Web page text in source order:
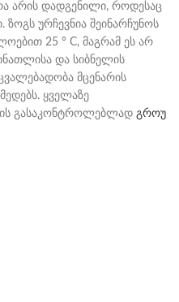
არის დადგენილი, როდესაც
ზოგს ურჩევნია შეინარჩუნოს
25 ° C, მაგრამ ეს არ
და სიბნელის
მცენარის
ყველაზე
გასაკონტროლებლად გროუ